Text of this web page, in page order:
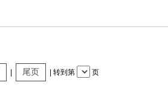
尾页 | 转到第 页